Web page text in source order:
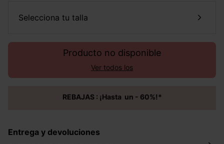
selecciona tu talla
Producto no disponible
Ver todos los
REBAJAS : ¡Hasta un - 60%!*
Entrega y devoluciones